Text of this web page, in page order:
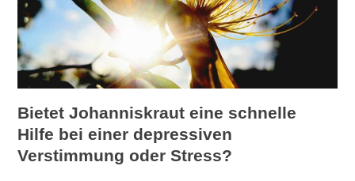
Bietet Johanniskraut eine schnelle
Hilfe bei einer depressiven
Verstimmung oder Stress?